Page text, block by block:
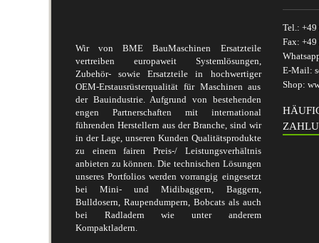
Wir von BME BauMaschinen Ersatzteile
vertreiben europaweit Systemlösungen,
Zubehör- sowie Ersatzteile in hochwertiger
OEM-Erstausrüsterqualität für Maschinen aus
der Bauindustrie. Aufgrund von bestehenden
engen Partnerschaften mit international
führenden Herstellern aus der Branche, sind wir
in der Lage, unseren Kunden Qualitätsprodukte
zu einem fairen Preis-/ Leistungsverhältnis
anbieten zu können. Die technischen Lösungen
unseres Portfolios werden vorrangig eingesetzt
bei Mini- und Midibaggern, Baggern,
Bulldosern, Raupendumpern, Bobcats als auch
bei Radladern wie unter anderem
Kompaktladern.
Tel.: +49
Fax: +49
E-Mail:
Shop: